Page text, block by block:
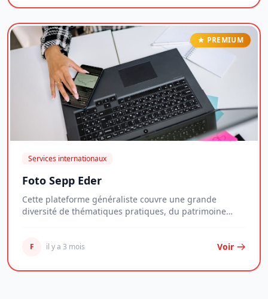
PREMIUM
Services internationaux
Foto Sepp Eder
Cette plateforme généraliste couvre une grande
diversité de thématiques pratiques, du patrimoine
F il y a 3 mois Voir